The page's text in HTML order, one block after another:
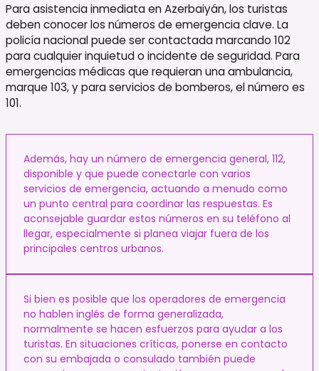
Para asistencia inmediata en Azerbaiyán, los turistas
deben conocer los números de emergencia clave. La
policía nacional puede ser contactada marcando 102
para cualquier inquietud o incidente de seguridad. Para
emergencias médicas que requieran una ambulancia,
marque 103, y para servicios de bomberos, el número es
101.
Además, hay un número de emergencia general, 112,
disponible y que puede conectarle con varios
servicios de emergencia, actuando a menudo como
un punto central para coordinar las respuestas. Es
aconsejable guardar estos números en su teléfono al
llegar, especialmente si planea viajar fuera de los
principales centros urbanos.
Si bien es posible que los operadores de emergencia
no hablen inglés de forma generalizada,
normalmente se hacen esfuerzos para ayudar a los
turistas. En situaciones críticas, ponerse en contacto
con su embajada o consulado también puede